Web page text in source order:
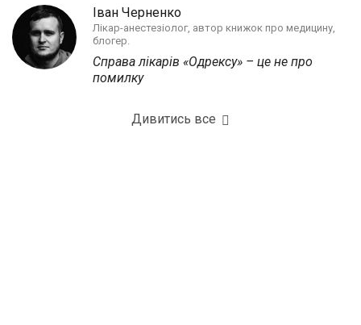
Іван Черненко
Лікар-анестезіолог, автор книжок про медицину,
блогер.
Справа лікарів «Одрексу» – це не про
помилку
Дивитись все